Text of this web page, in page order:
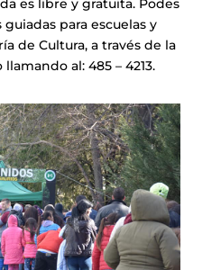
es libre y gratuita. Podes
para escuelas y
de Cultura, a través de la
al: 485 – 4213.